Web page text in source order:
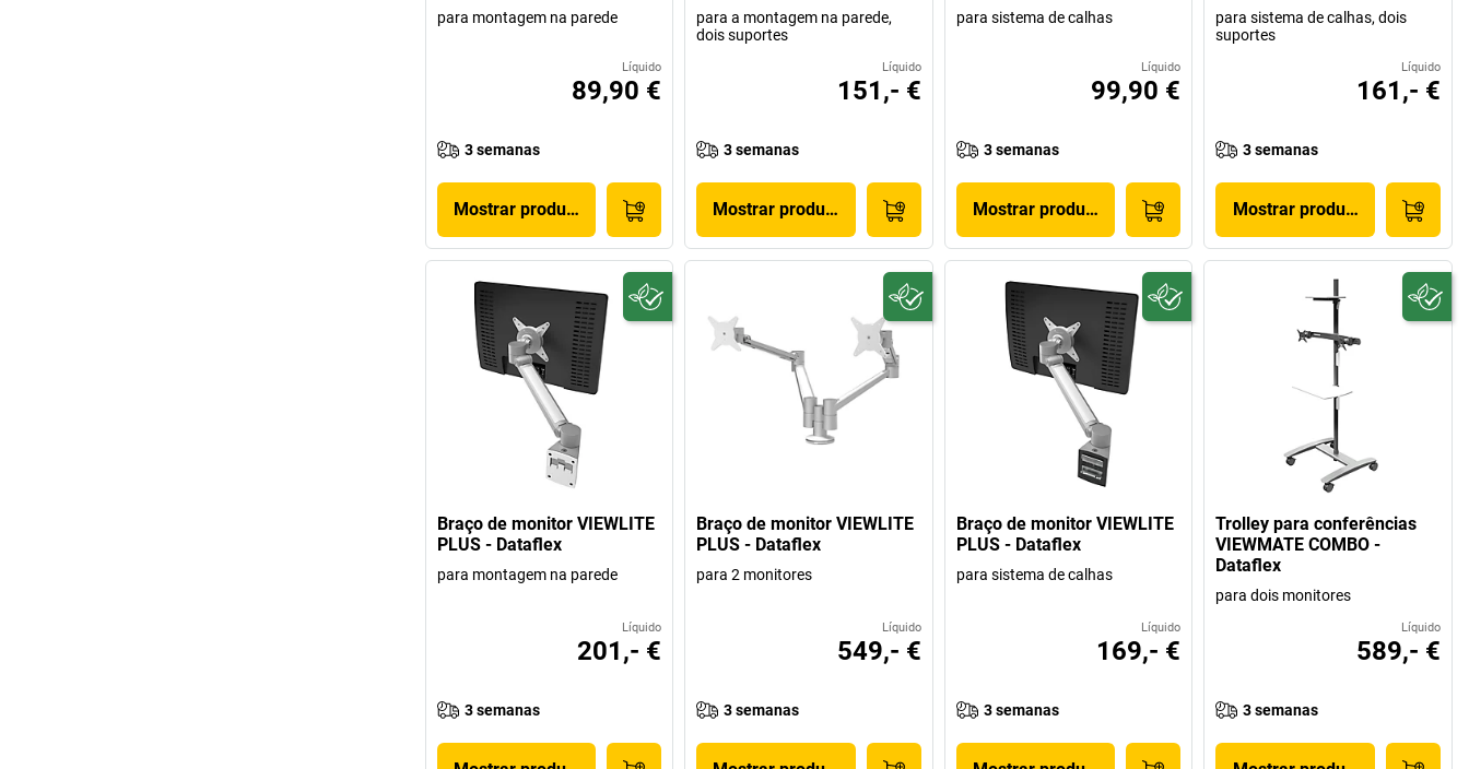
para montagem na parede
Líquido
89,90 €
3 semanas
Mostrar produto
para a montagem na parede,
dois suportes
Líquido
151,- €
3 semanas
Mostrar produto
para sistema de calhas
Líquido
99,90 €
3 semanas
Mostrar produto
para sistema de calhas, dois
suportes
Líquido
161,- €
3 semanas
Mostrar produto
Braço de monitor VIEWLITE
PLUS - Dataflex
para montagem na parede
Líquido
201,- €
3 semanas
Braço de monitor VIEWLITE
PLUS - Dataflex
para 2 monitores
Líquido
549,- €
3 semanas
Braço de monitor VIEWLITE
PLUS - Dataflex
para sistema de calhas
Líquido
169,- €
3 semanas
Trolley para conferências
VIEWMATE COMBO -
Dataflex
para dois monitores
Líquido
589,- €
3 semanas